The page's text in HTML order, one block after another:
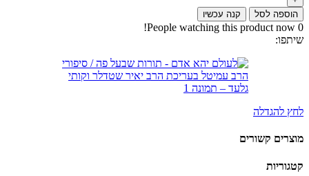
הוספה לסל קנה עכשיו
0
People watching this product now!
שיתפו:
לחץ להגדלה
מוצרים קשורים
קטגוריות